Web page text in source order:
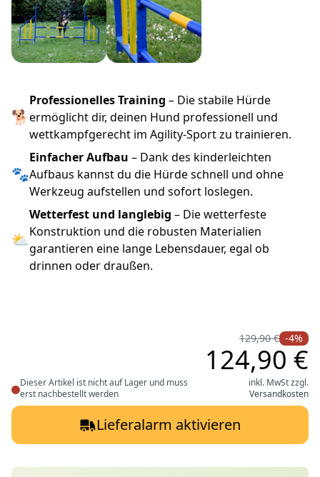
🐕
Professionelles Training – Die stabile Hürde
ermöglicht dir, deinen Hund professionell und
wettkampfgerecht im Agility-Sport zu trainieren.
🐾
Einfacher Aufbau – Dank des kinderleichten
Aufbaus kannst du die Hürde schnell und ohne
Werkzeug aufstellen und sofort loslegen.
⛅
Wetterfest und langlebig – Die wetterfeste
Konstruktion und die robusten Materialien
garantieren eine lange Lebensdauer, egal ob
drinnen oder draußen.
Dieser Artikel ist nicht auf Lager und muss
erst nachbestellt werden
129,90 € -4%
124,90 €
inkl. MwSt zzgl.
Versandkosten
Lieferalarm aktivieren